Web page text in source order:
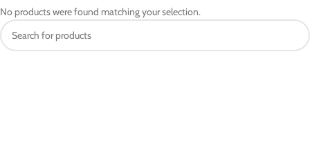
No products were found matching your selection.